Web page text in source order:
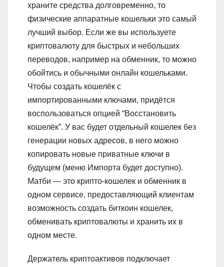
храните средства долговременно, то
физические аппаратные кошельки это самый
лучший выбор. Если же вы используете
криптовалюту для быстрых и небольших
переводов, например на обменник, то можно
обойтись и обычными онлайн кошельками.
Чтобы создать кошелёк с
импортированными ключами, придётся
воспользоваться опцией “Восстановить
кошелёк”. У вас будет отдельный кошелек без
генерации новых адресов, в него можно
копировать новые приватные ключи в
будущем (меню Импорта будет доступно).
Матби — это крипто-кошелек и обменник в
одном сервисе, предоставляющий клиентам
возможность создать биткоин кошелек,
обменивать криптовалюты и хранить их в
одном месте.
Держатель криптоактивов подключает